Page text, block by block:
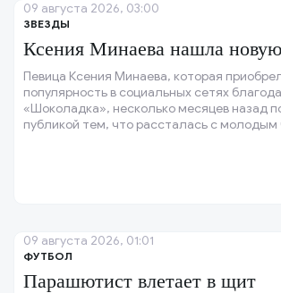
ЗВЕЗДЫ
Ксения Минаева нашла
Певица Ксения Минаева, которая
популярность в социальных сетях
«Шоколадка», несколько месяцев назад
публикой тем, что рассталась с молодым
09 августа 2026, 03:00
ФУТБОЛ
Парашютист влетает в щит
09 августа 2026, 01:01